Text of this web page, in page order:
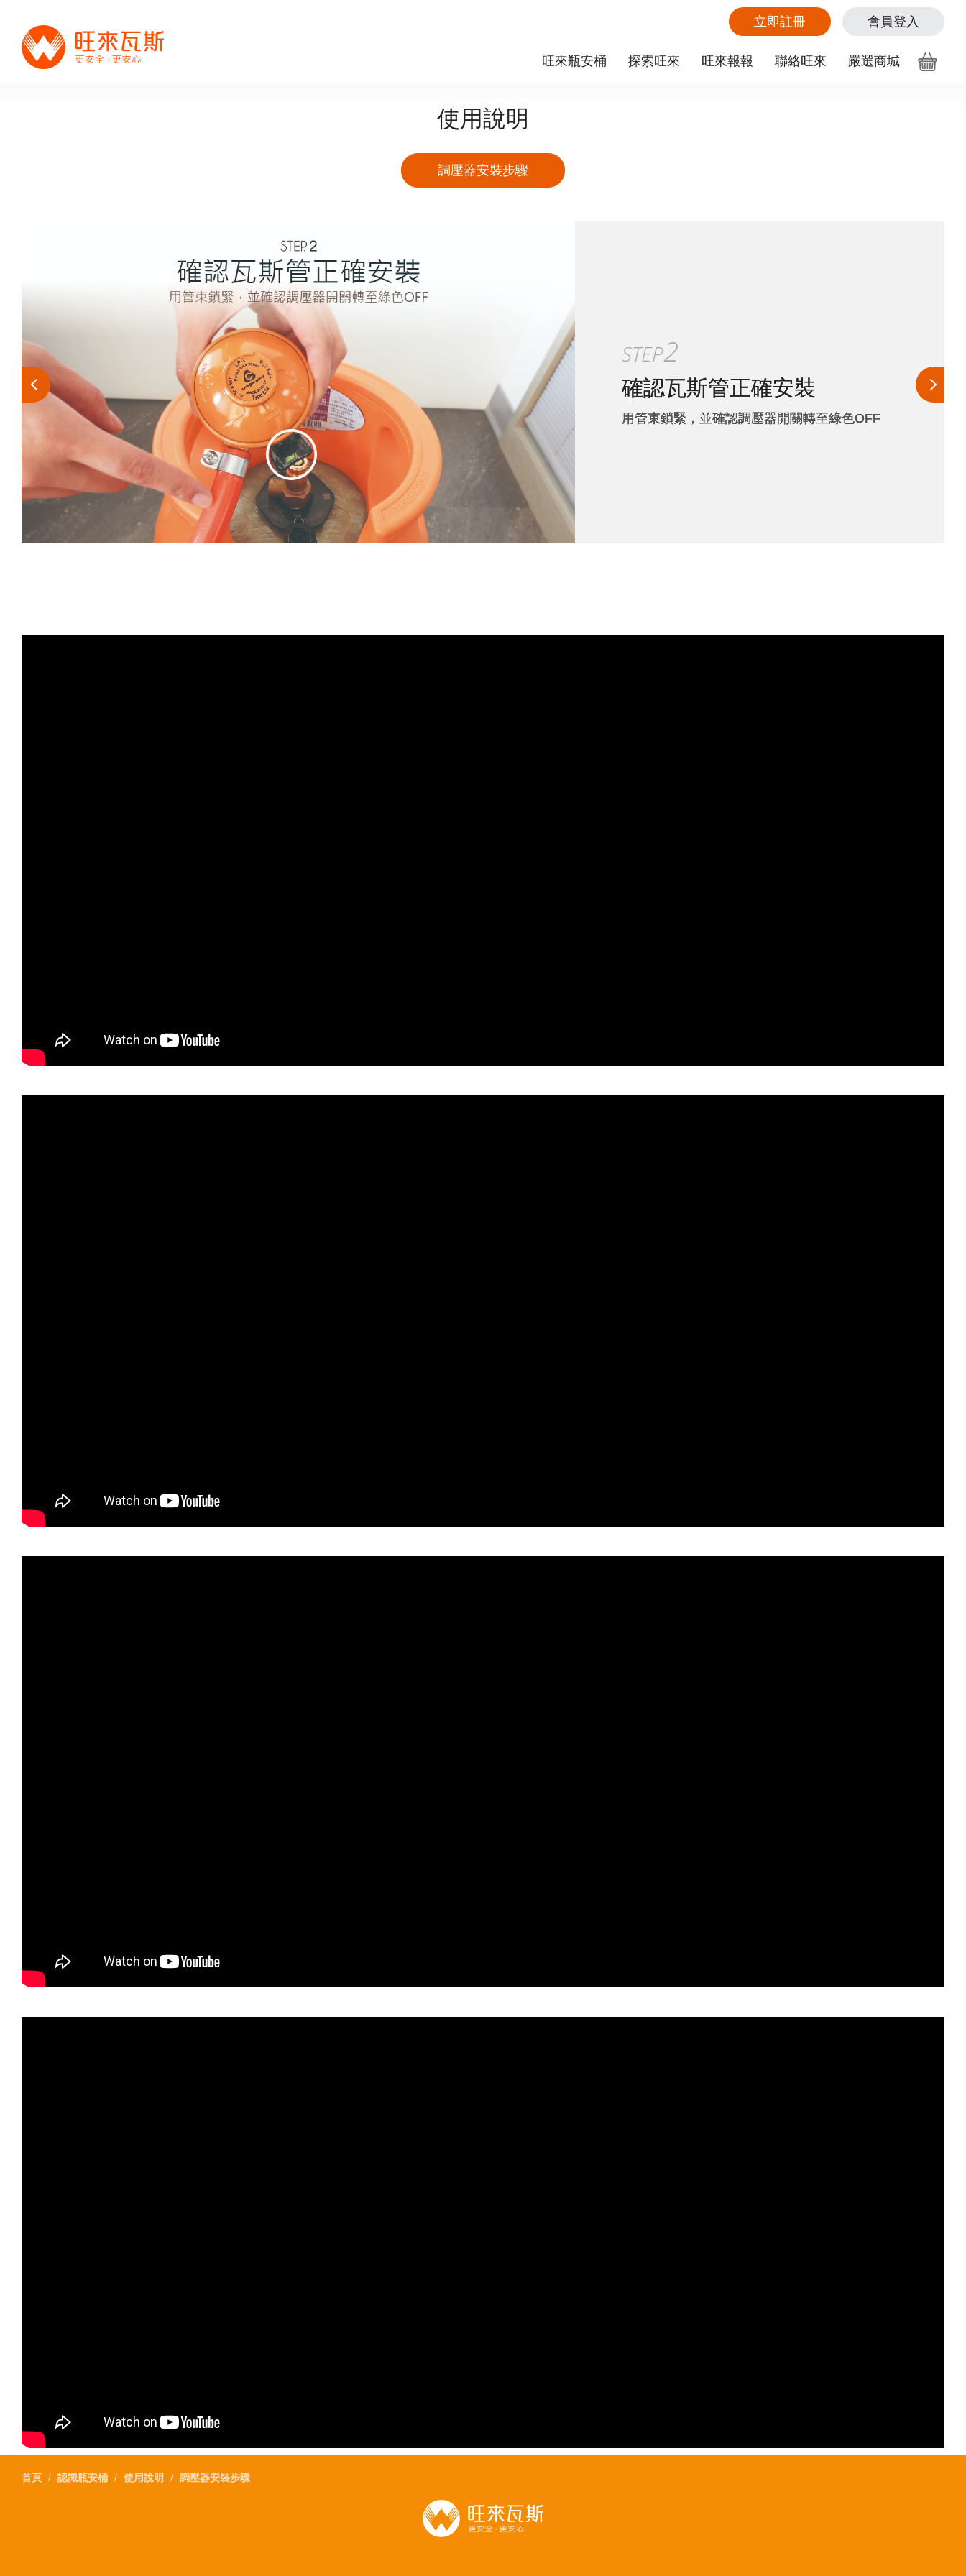
立即註冊 會員登入
旺來瓶安桶 探索旺來 旺來報報 聯絡旺來 嚴選商城
使用說明
調壓器安裝步驟
STEP3
安裝調壓器
雙手握住調壓器，對準閥口、垂直下壓至聽到喀
擦聲，即為正確安裝
首頁 認識瓶安桶 使用說明 調壓器安裝步驟